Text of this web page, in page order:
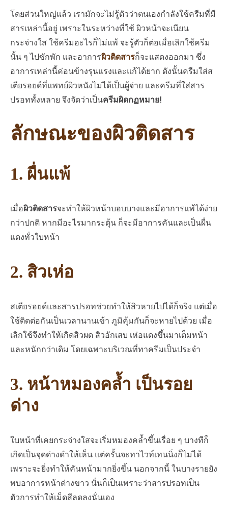
โดยส่วนใหญ่แล้ว เรามักจะไม่รู้ตัวว่าตนเองกำลังใช้ครีมที่มี
สารเหล่านี้อยู่ เพราะในระหว่างที่ใช้ ผิวหน้าจะเนียน
กระจ่างใส ใช้ครีมอะไรก็ไม่แพ้ จะรู้ตัวก็ต่อเมื่อเลิกใช้ครีม
นั้น ๆ ไปซักพัก และอาการผิวติดสารก็จะแสดงออกมา ซึ่ง
อาการเหล่านี้ค่อนข้างรุนแรงและแก้ได้ยาก ดังนั้นครีมใส่ส
เตียรอยด์ที่แพทย์ผิวหนังไม่ได้เป็นผู้จ่าย และครีมที่ใส่สาร
ปรอททั้งหลาย จึงจัดว่าเป็นครีมผิดกฏหมาย!
ลักษณะของผิวติดสาร
1. ผื่นแพ้
เมื่อผิวติดสารจะทำให้ผิวหน้าบอบบางและมีอาการแพ้ได้ง่าย
กว่าปกติ หากมีอะไรมากระตุ้น ก็จะมีอาการคันและเป็นผื่น
แดงทั่วใบหน้า
2. สิวเห่อ
สเตียรอยด์และสารปรอทช่วยทำให้สิวหายไปได้ก็จริง แต่เมื่อ
ใช้ติดต่อกันเป็นเวลานานเข้า ภูมิคุ้มกันก็จะหายไปด้วย เมื่อ
เลิกใช้จึงทำให้เกิดสิวผด สิวอักเสบ เห่อแดงขึ้นมาเต็มหน้า
และหนักกว่าเดิม โดยเฉพาะบริเวณที่ทาครีมเป็นประจำ
3. หน้าหมองคล้ำ เป็นรอย
ด่าง
ใบหน้าที่เคยกระจ่างใสจะเริ่มหมองคล้ำขึ้นเรื่อย ๆ บางทีก็
เกิดเป็นจุดด่างดำให้เห็น แต่ครั้นจะทาไวท์เทนนิ่งก็ไม่ได้
เพราะจะยิ่งทำให้คันหน้ามากยิ่งขึ้น นอกจากนี้ ในบางรายยัง
พบอาการหน้าด่างขาว นั่นก็เป็นเพราะว่าสารปรอทเป็น
ตัวการทำให้เม็ดสีลดลงนั่นเอง